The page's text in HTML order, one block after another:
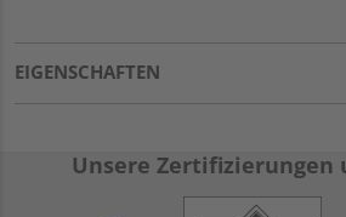
EIGENSCHAFTEN
Unsere Zertifizierungen